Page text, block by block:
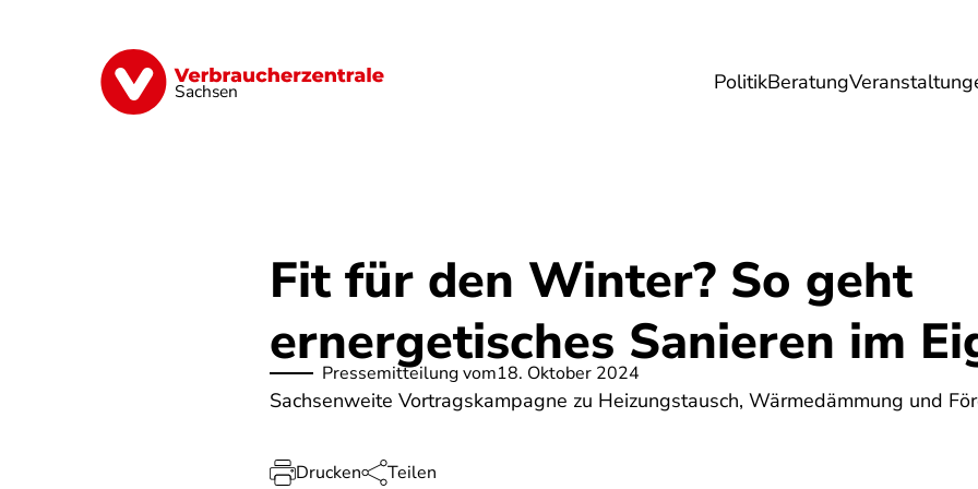
Sachsen PolitikBeratung
Vorsorge Verträge Geld & Versicherungen Digitales Energie &
Fit für den Winter? So geht
ernergetisches Sanieren im
Pressemitteilung vom18. Oktober 2024
Sachsenweite Vortragskampagne zu Heizungstausch, Wärmedämmung und
Drucken Teilen